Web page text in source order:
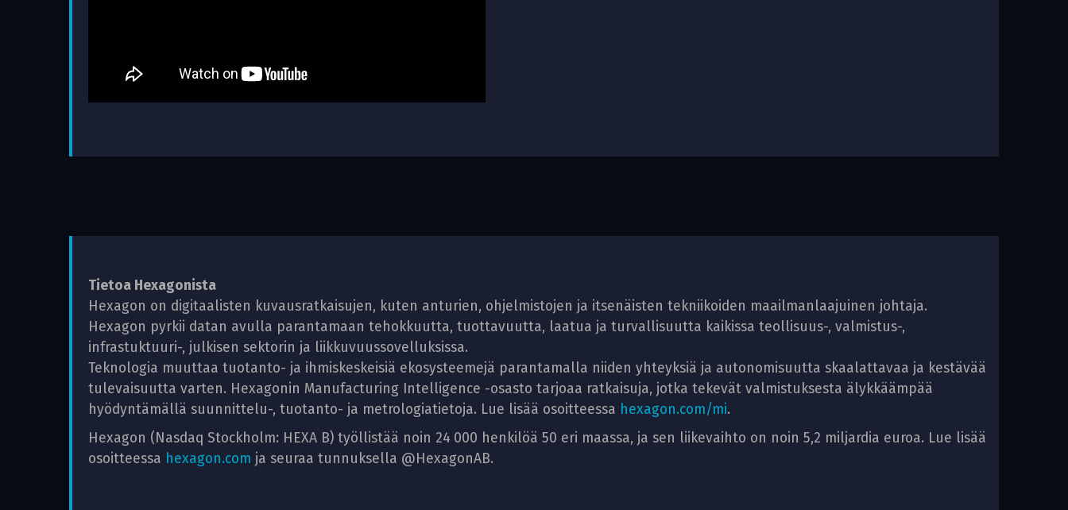
Tietoa Hexagonista
Hexagon on digitaalisten kuvausratkaisujen, kuten anturien, ohjelmistojen ja itsenäisten tekniikoiden maailmanlaajuinen johtaja.
Hexagon pyrkii datan avulla parantamaan tehokkuutta, tuottavuutta, laatua ja turvallisuutta kaikissa teollisuus-, valmistus-,
infrastuktuuri-, julkisen sektorin ja liikkuvuussovelluksissa.
Teknologia muuttaa tuotanto- ja ihmiskeskeisiä ekosysteemejä parantamalla niiden yhteyksiä ja autonomisuutta skaalattavaa ja kestävää
tulevaisuutta varten. Hexagonin Manufacturing Intelligence -osasto tarjoaa ratkaisuja, jotka tekevät valmistuksesta älykkäämpää
hyödyntämällä suunnittelu-, tuotanto- ja metrologiatietoja. Lue lisää osoitteessa hexagon.com/mi.
Hexagon (Nasdaq Stockholm: HEXA B) työllistää noin 24 000 henkilöä 50 eri maassa, ja sen liikevaihto on noin 5,2 miljardia euroa. Lue lisää
osoitteessa hexagon.com ja seuraa tunnuksella @HexagonAB.